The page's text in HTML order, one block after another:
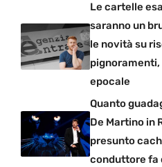
Le cartelle
saranno un
le novità su
pignoramenti,
epocale
Quanto
De Martino in
presunto
conduttore fa